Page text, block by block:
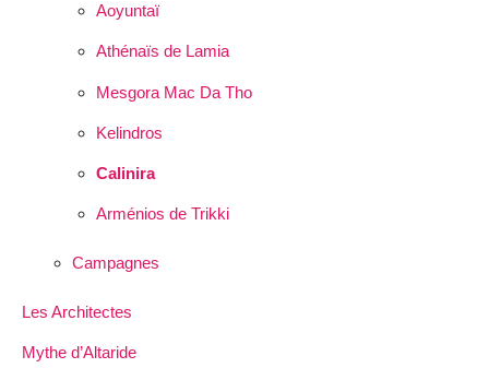
Aoyuntaï
Athénaïs de Lamia
Mesgora Mac Da Tho
Kelindros
Calinira
Arménios de Trikki
Campagnes
Les Architectes
Mythe d’Altaride